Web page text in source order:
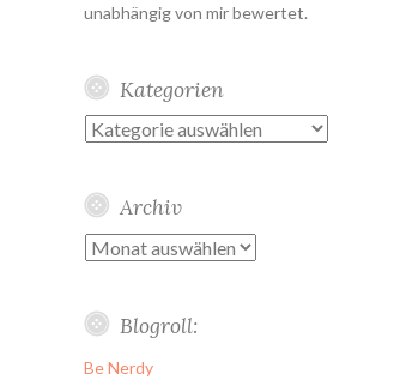
unabhängig von mir bewertet.
Kategorien
Kategorien
Archiv
Archiv
Blogroll:
Be Nerdy